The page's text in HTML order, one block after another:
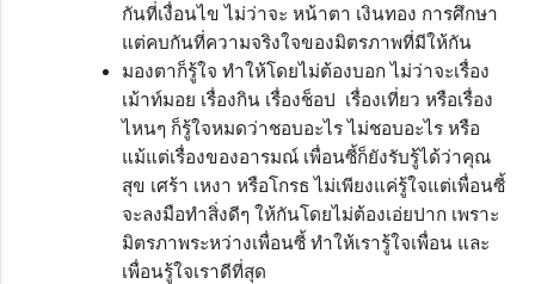
กันที่เงื่อนไข ไม่ว่าจะ หน้าตา เงินทอง การศึกษา
แต่คบกันที่ความจริงใจของมิตรภาพที่มีให้กัน
มองตาก็รู้ใจ ทำให้โดยไม่ต้องบอก ไม่ว่าจะเรื่อง
เม้าท์มอย เรื่องกิน เรื่องช็อป เรื่องเที่ยว หรือเรื่อง
ไหนๆ ก็รู้ใจหมดว่าชอบอะไร ไม่ชอบอะไร หรือ
แม้แต่เรื่องของอารมณ์ เพื่อนซี้ก็ยังรับรู้ได้ว่าคุณ
สุข เศร้า เหงา หรือโกรธ ไม่เพียงแค่รู้ใจแต่เพื่อนซี้
จะลงมือทำสิ่งดีๆ ให้กันโดยไม่ต้องเอ่ยปาก เพราะ
มิตรภาพระหว่างเพื่อนซี้ ทำให้เรารู้ใจเพื่อน และ
เพื่อนรู้ใจเราดีที่สุด